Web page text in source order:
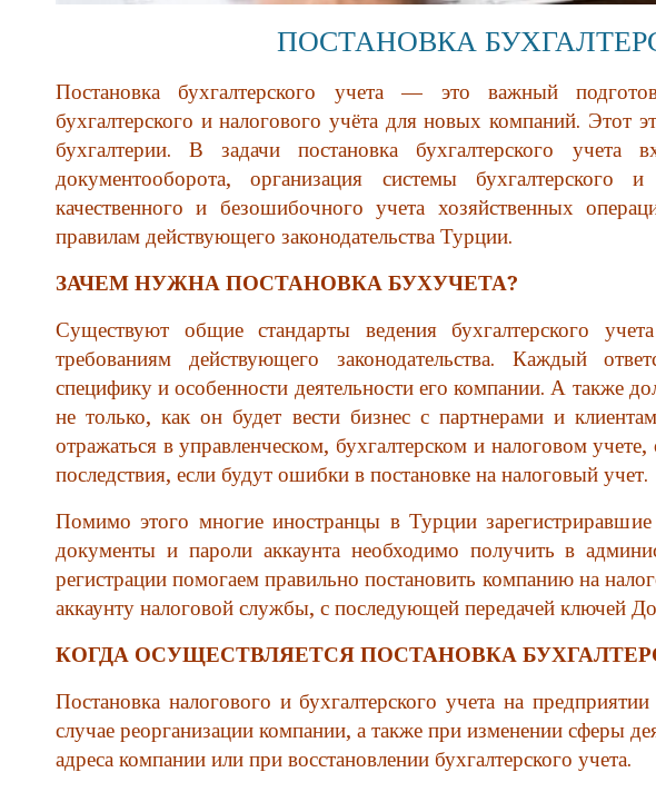
ПОСТАНОВКА
Постановка бухгалтерского учета — это важный
бухгалтерского и налогового учёта для новых компаний. Этот
бухгалтерии. В задачи постановка бухгалтерского учета
документооборота, организация системы
качественного и безошибочного учета хозяйственных
правилам действующего законодательства Турции.
ЗАЧЕМ НУЖНА ПОСТАНОВКА БУХУЧЕТА?
Существуют общие стандарты ведения бухгалтерского
требованиям действующего законодательства. Каждый
специфику и особенности деятельности его компании. А также
не только, как он будет вести бизнес с партнерами и
отражаться в управленческом, бухгалтерском и налоговом
последствия, если будут ошибки в постановке на налоговый учет.
Помимо этого многие иностранцы в Турции
документы и пароли аккаунта необходимо получить в
регистрации помогаем правильно постановить компанию на
аккаунту налоговой службы, с последующей передачей ключей
КОГДА ОСУЩЕСТВЛЯЕТСЯ ПОСТАНОВКА
Постановка налогового и бухгалтерского учета на
случае реорганизации компании, а также при изменении сферы
адреса компании или при восстановлении бухгалтерского учета.